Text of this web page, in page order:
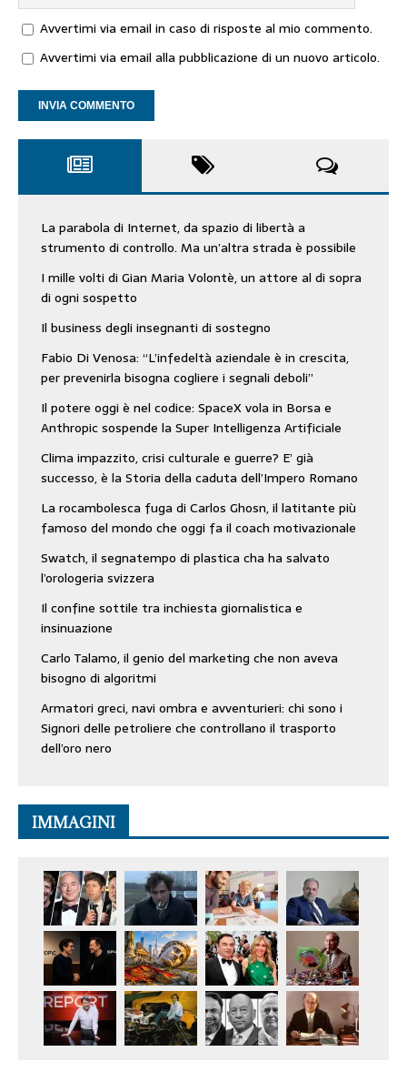
Avvertimi via email in caso di risposte al mio commento.
Avvertimi via email alla pubblicazione di un nuovo articolo.
La parabola di Internet, da spazio di libertà a
strumento di controllo. Ma un’altra strada è possibile
I mille volti di Gian Maria Volontè, un attore al di sopra
di ogni sospetto
Il business degli insegnanti di sostegno
Fabio Di Venosa: “L’infedeltà aziendale è in crescita,
per prevenirla bisogna cogliere i segnali deboli”
Il potere oggi è nel codice: SpaceX vola in Borsa e
Anthropic sospende la Super Intelligenza Artificiale
Clima impazzito, crisi culturale e guerre? E’ già
successo, è la Storia della caduta dell’Impero Romano
La rocambolesca fuga di Carlos Ghosn, il latitante più
famoso del mondo che oggi fa il coach motivazionale
Swatch, il segnatempo di plastica cha ha salvato
l’orologeria svizzera
Il confine sottile tra inchiesta giornalistica e
insinuazione
Carlo Talamo, il genio del marketing che non aveva
bisogno di algoritmi
Armatori greci, navi ombra e avventurieri: chi sono i
Signori delle petroliere che controllano il trasporto
dell’oro nero
IMMAGINI